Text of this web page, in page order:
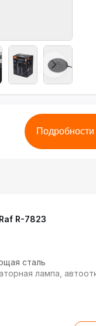
R-7823
сталь
лампа,